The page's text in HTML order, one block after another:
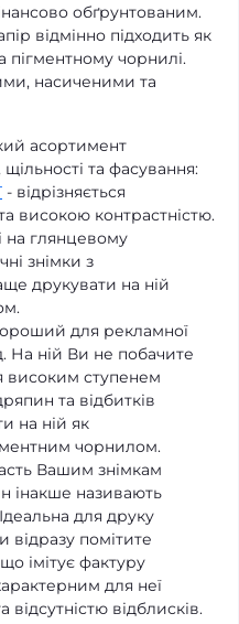
обґрунтованим.
відмінно підходить як
пігментному чорнилі.
насиченими та
асортимент
та фасування:
- відрізняється
високою контрастністю.
на глянцевому
знімки з
друкувати на ній
для рекламної
На ній Ви не побачите
високим ступенем
та відбитків
на ній як
чорнилом.
Вашим знімкам
інакше називають
для друку
відразу помітите
імітує фактуру
для неї
відблисків.